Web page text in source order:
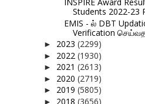
Students 2022-23
EMIS - ல் DBT
Verification
► 2023 (2299)
► 2022 (1930)
► 2021 (2613)
► 2020 (2719)
► 2019 (5805)
► 2018 (3656)